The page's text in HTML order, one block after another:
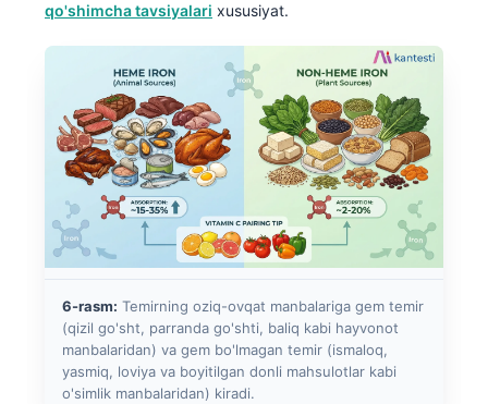
qo'shimcha tavsiyalari xususiyat.
6-rasm: Temirning oziq-ovqat manbalariga gem temir
(qizil go'sht, parranda go'shti, baliq kabi hayvonot
manbalaridan) va gem bo'lmagan temir (ismaloq,
yasmiq, loviya va boyitilgan donli mahsulotlar kabi
o'simlik manbalaridan) kiradi.
Lietuvių kalba
Polski
한국어
Slovenščina
Magyar
Shqip
বাংলা
اردو
मराठी
తెలుగు
தமிழ்